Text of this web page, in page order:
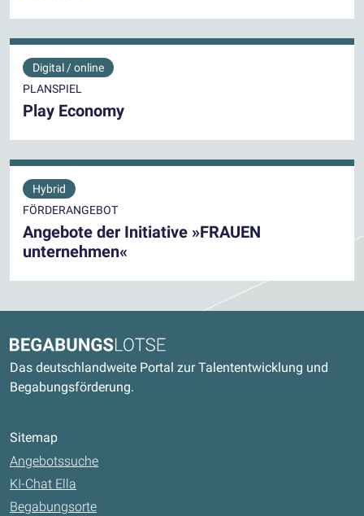
Digital / online
PLANSPIEL
Play Economy
Hybrid
FÖRDERANGEBOT
Angebote der Initiative »FRAUEN
unternehmen«
Begabungslotse
Das deutschlandweite Portal zur Talententwicklung und
Begabungsförderung.
Sitemap
Angebotssuche
KI-Chat Ella
Begabungsorte